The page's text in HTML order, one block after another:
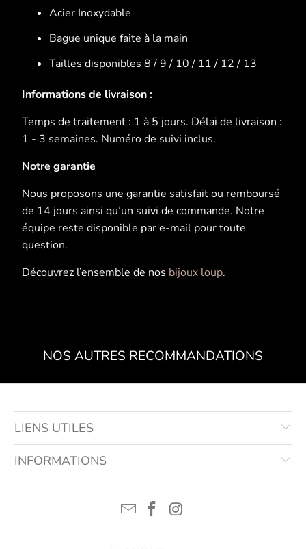
Acier Inoxydable
Bague unique faite à la main
Tailles disponibles 8 / 9 / 10 / 11 / 12 / 13
Informations de livraison :
Temps de traitement : 1 à 5 jours. Délai de livraison :
1 - 3 semaines. Numéro de suivi inclus.
Notre garantie
Nous proposons une garantie satisfait ou remboursé
de 14 jours ainsi qu’un suivi de commande. Notre
équipe reste disponible par e-mail pour toute
question.
Découvrez l’ensemble de nos bijoux loup.
NOS AUTRES RECOMMANDATIONS
LIENS UTILES
INFORMATIONS